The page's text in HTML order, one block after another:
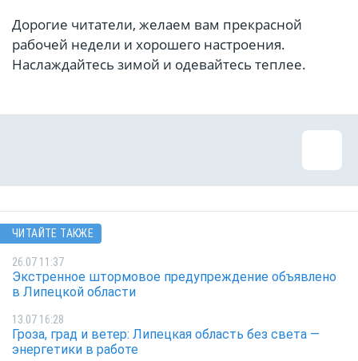
Дорогие читатели, желаем вам прекрасной
рабочей недели и хорошего настроения.
Наслаждайтесь зимой и одевайтесь теплее.
ЧИТАЙТЕ ТАКЖЕ
26.07 11:37
Экстренное штормовое предупреждение объявлено
в Липецкой области
13.07 16:28
Гроза, град и ветер: Липецкая область без света —
энергетики в работе